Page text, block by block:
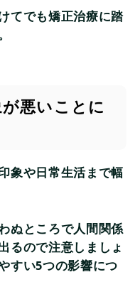
てでも矯正治療に踏
悪いことに
象や日常生活まで幅
ぬところで人間関係
るので注意しましょ
すい5つの影響につ